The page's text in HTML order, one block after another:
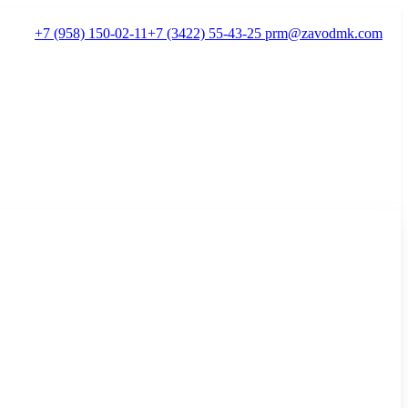
+7 (958) 150-02-11+7 (3422) 55-43-25 prm@zavodmk.com